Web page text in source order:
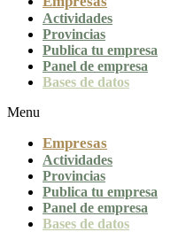
Actividades
Provincias
Publica tu empresa
Panel de empresa
Bases de datos
Menu
Empresas
Actividades
Provincias
Publica tu empresa
Panel de empresa
Bases de datos